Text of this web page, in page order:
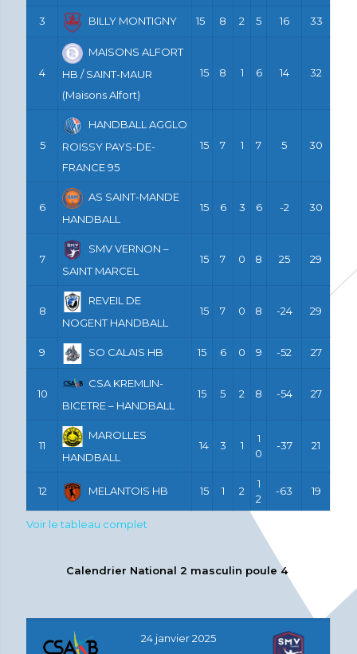
3 BILLY MONTIGNY 15 8 2 5 16 33
4
MAISONS ALFORT
HB / SAINT-MAUR
(Maisons Alfort)
15 8 1 6 14 32
5
HANDBALL AGGLO
ROISSY PAYS-DE-
FRANCE 95
15 7 1 7 5 30
6
AS SAINT-MANDE
HANDBALL
15 6 3 6 -2 30
7
SMV VERNON –
SAINT MARCEL
15 7 0 8 25 29
8
REVEIL DE
NOGENT HANDBALL
15 7 0 8 -24 29
9 SO CALAIS HB 15 6 0 9 -52 27
10
CSA KREMLIN-
BICETRE – HANDBALL
15 5 2 8 -54 27
11
MAROLLES
HANDBALL
14 3 1
1
0
-37 21
12 MELANTOIS HB 15 1 2
1
2
-63 19
Voir le tableau complet
Calendrier National 2 masculin poule 4
24 janvier 2025